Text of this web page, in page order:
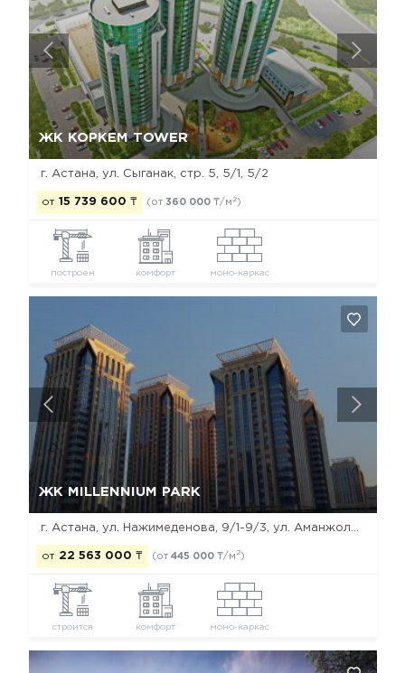
ЖК КОРКЕМ TOWER
г. Астана, ул. Сыганак, стр. 5, 5/1, 5/2
от 15 739 600 ₸ (от 360 000 ₸/м 2)
построен комфорт моно-каркас
Да, удалить Отмена
ЖК MILLENNIUM PARK
от 22 563 000 ₸ (от 445 000 ₸/м2)
строится комфорт моно-каркас